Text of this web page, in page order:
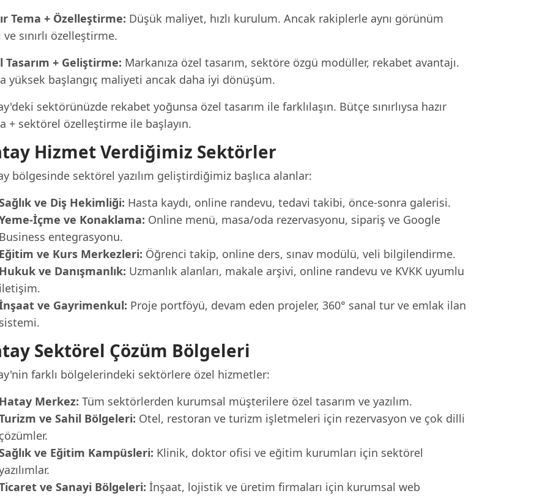
Tema + Özelleştirme: Düşük maliyet, hızlı kurulum. Ancak rakiplerle aynı görünüm
sınırlı özelleştirme.
Tasarım + Geliştirme: Markanıza özel tasarım, sektöre özgü modüller, rekabet avantajı.
yüksek başlangıç maliyeti ancak daha iyi dönüşüm.
sektörünüzde rekabet yoğunsa özel tasarım ile farklılaşın. Bütçe sınırlıysa hazır
+ sektörel özelleştirme ile başlayın.
Hizmet Verdiğimiz Sektörler
bölgesinde sektörel yazılım geliştirdiğimiz başlıca alanlar:
ve Diş Hekimliği: Hasta kaydı, online randevu, tedavi takibi, önce-sonra galerisi.
İçme ve Konaklama: Online menü, masa/oda rezervasyonu, sipariş ve Google
Business entegrasyonu.
Eğitim ve Kurs Merkezleri: Öğrenci takip, online ders, sınav modülü, veli bilgilendirme.
Hukuk ve Danışmanlık: Uzmanlık alanları, makale arşivi, online randevu ve KVKK uyumlu
iletişim.
ve Gayrimenkul: Proje portföyü, devam eden projeler, 360° sanal tur ve emlak ilan
sistemi.
Sektörel Çözüm Bölgeleri
farklı bölgelerindeki sektörlere özel hizmetler:
Hatay Merkez: Tüm sektörlerden kurumsal müşterilere özel tasarım ve yazılım.
ve Sahil Bölgeleri: Otel, restoran ve turizm işletmeleri için rezervasyon ve çok dilli
çözümler.
ve Eğitim Kampüsleri: Klinik, doktor ofisi ve eğitim kurumları için sektörel
ve Sanayi Bölgeleri: İnşaat, lojistik ve üretim firmaları için kurumsal web